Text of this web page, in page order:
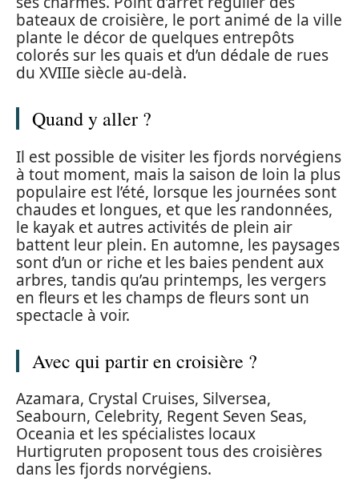
bateaux de croisière, le port animé de la ville
plante le décor de quelques entrepôts
colorés sur les quais et d’un dédale de rues
du XVIIIe siècle au-delà.
Quand y aller ?
Il est possible de visiter les fjords norvégiens
à tout moment, mais la saison de loin la plus
populaire est l’été, lorsque les journées sont
chaudes et longues, et que les randonnées,
le kayak et autres activités de plein air
battent leur plein. En automne, les paysages
sont d’un or riche et les baies pendent aux
arbres, tandis qu’au printemps, les vergers
en fleurs et les champs de fleurs sont un
spectacle à voir.
Avec qui partir en croisière ?
Azamara, Crystal Cruises, Silversea,
Seabourn, Celebrity, Regent Seven Seas,
Oceania et les spécialistes locaux
Hurtigruten proposent tous des croisières
dans les fjords norvégiens.